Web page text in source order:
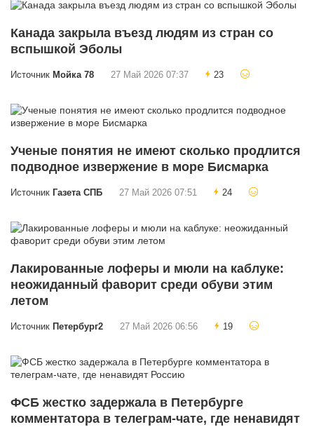
Канада закрыла въезд людям из стран со
вспышкой Эболы
Источник Мойка 78 27 Май 2026 07:37 23
Ученые понятия не имеют сколько продлится
подводное извержение в море Бисмарка
Источник Газета СПБ 27 Май 2026 07:51 24
Лакированные лоферы и мюли на каблуке:
неожиданный фаворит среди обуви этим
летом
Источник Петербург2 27 Май 2026 06:56 19
ФСБ жестко задержала в Петербурге
комментатора в телеграм-чате, где ненавидят